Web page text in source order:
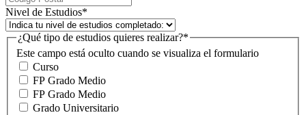
Nivel de Estudios*
Este campo está oculto cuando se visualiza el formulario
¿Qué tipo de estudios quieres realizar?*
Curso
FP Grado Medio
FP Grado Medio
Grado Universitario